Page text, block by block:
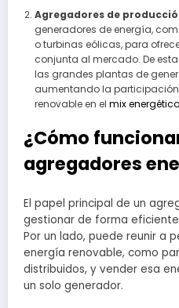
Agregadores de
generadores de energía,
o turbinas eólicas, para
conjunta al mercado. De
las grandes plantas de
aumentando la
renovable en el mix energético
¿Cómo
agregadores
El papel principal de un
gestionar de forma
Por un lado, puede reunir a
energía renovable, como
distribuidos, y vender esa
un solo generador.